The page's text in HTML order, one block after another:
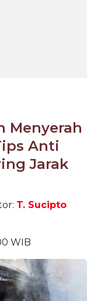
Menyerah
Anti
Jarak
T. Sucipto
WIB